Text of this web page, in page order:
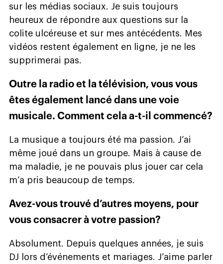
sur les médias sociaux. Je suis toujours
heureux de répondre aux questions sur la
colite ulcéreuse et sur mes antécédents. Mes
vidéos restent également en ligne, je ne les
supprimerai pas.
Outre la radio et la télévision, vous vous
êtes également lancé dans une voie
musicale. Comment cela a-t-il commencé?
La musique a toujours été ma passion. J’ai
même joué dans un groupe. Mais à cause de
ma maladie, je ne pouvais plus jouer car cela
m’a pris beaucoup de temps.
Avez-vous trouvé d’autres moyens, pour
vous consacrer à votre passion?
Absolument. Depuis quelques années, je suis
DJ lors d’événements et mariages. J’aime parler